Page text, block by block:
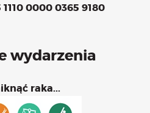
0000 0365 9180
wydarzenia
raka...